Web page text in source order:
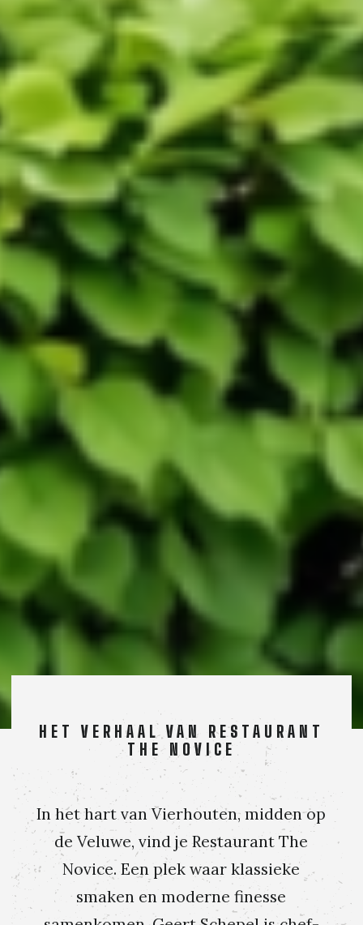
HET VERHAAL VAN RESTAURANT
THE NOVICE
In het hart van Vierhouten, midden op
de Veluwe, vind je Restaurant The
Novice. Een plek waar klassieke
smaken en moderne finesse